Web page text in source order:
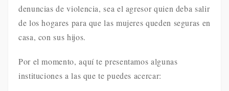
denuncias de violencia, sea el agresor quien deba salir
de los hogares para que las mujeres queden seguras en
casa, con sus hijos.
Por el momento, aquí te presentamos algunas
instituciones a las que te puedes acercar: